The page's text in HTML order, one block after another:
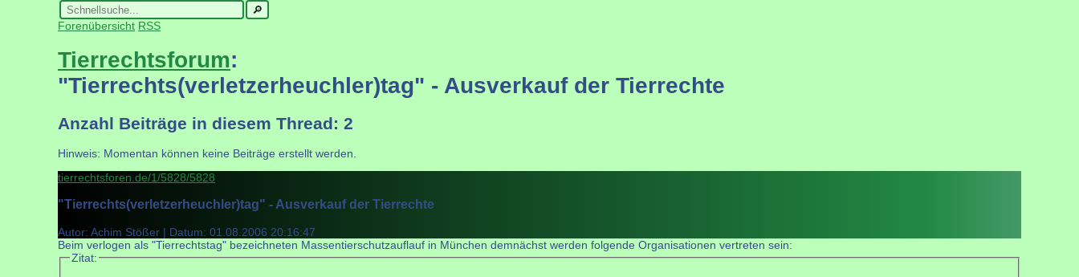
Forenübersicht RSS
Tierrechtsforum:
"Tierrechts(verletzerheuchler)tag" - Ausverkauf der Tierrechte
Anzahl Beiträge in diesem Thread: 2
Hinweis: Momentan können keine Beiträge erstellt werden.
tierrechtsforen.de/1/5828/5828
"Tierrechts(verletzerheuchler)tag" - Ausverkauf der Tierrechte
Autor: Achim Stößer | Datum: 01.08.2006 20:16:47
Beim verlogen als "Tierrechtstag" bezeichneten Massentierschutzauflauf in München demnächst werden folgende Organisationen vertreten sein:
Zitat: